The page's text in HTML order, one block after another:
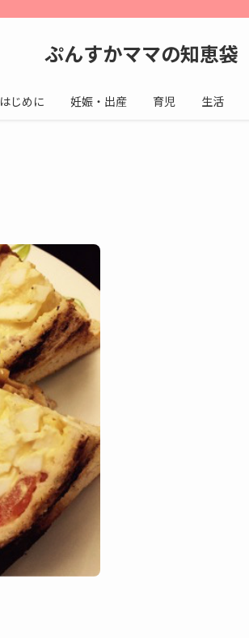
ぷんすかママの知恵袋
はじめに 妊娠・出産 育児 生活